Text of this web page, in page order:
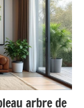
arbre de